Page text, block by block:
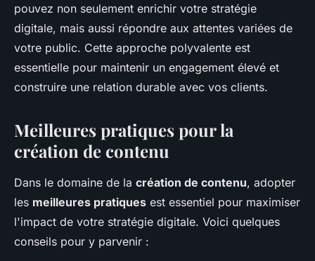
pouvez non seulement enrichir votre stratégie
digitale, mais aussi répondre aux attentes variées de
votre public. Cette approche polyvalente est
essentielle pour maintenir un engagement élevé et
construire une relation durable avec vos clients.
Meilleures pratiques pour la
création de contenu
Dans le domaine de la création de contenu, adopter
les meilleures pratiques est essentiel pour maximiser
l'impact de votre stratégie digitale. Voici quelques
conseils pour y parvenir :